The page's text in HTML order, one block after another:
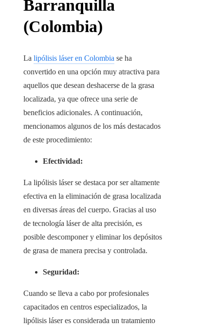
Barranquilla
(Colombia)
La lipólisis láser en Colombia se ha
convertido en una opción muy atractiva para
aquellos que desean deshacerse de la grasa
localizada, ya que ofrece una serie de
beneficios adicionales. A continuación,
mencionamos algunos de los más destacados
de este procedimiento:
Efectividad:
La lipólisis láser se destaca por ser altamente
efectiva en la eliminación de grasa localizada
en diversas áreas del cuerpo. Gracias al uso
de tecnología láser de alta precisión, es
posible descomponer y eliminar los depósitos
de grasa de manera precisa y controlada.
Seguridad:
Cuando se lleva a cabo por profesionales
capacitados en centros especializados, la
lipólisis láser es considerada un tratamiento